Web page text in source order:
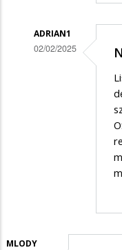
,
że
ADRIAN1
02/02/2025
MLODY